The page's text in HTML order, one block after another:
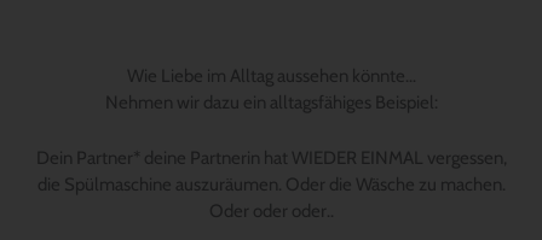
Wie Liebe im Alltag aussehen könnte…
Nehmen wir dazu ein alltagsfähiges Beispiel:
Dein Partner* deine Partnerin hat WIEDER EINMAL vergessen,
die Spülmaschine auszuräumen. Oder die Wäsche zu machen.
Oder oder oder..